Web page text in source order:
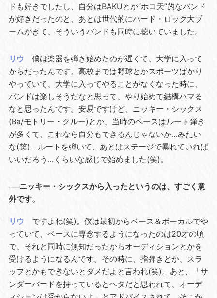
ドも好きでしたし、自分はBAKUとか“ホコ天”的なバンド
が好きだったのと、あとは世代的にハード・ロック大ブ
ームがきて、そういうバンドも同時に聴いていました。
リウ
僕は楽器を弾き始めたのが遅くて、大学に入って
からだったんです。高校までは野球とかスポーツばかり
やっていて、大学に入ってやることがなくなった時に、
バンドは楽しそうだなと思って、やり始めて結構ハマる
なと思ったんです。安易ですけど、ニッキー・シックス
(Ba/モトリー・クルー)とか、当時のベースはルート弾き
が多くて、これなら自分もできるんじゃないか…みたい
な(笑)。ルートを弾いて、あとはステージで暴れていれば
いいだろう…くらいな感じで始めました(笑)。
──ニッキー・シックスから入ったというのは、すごく意
外です。
リウ
ですよね(笑)。僕は最初からベース＆ボーカルでや
っていて、ベースに専念するようになったのは20才の頃
で、それと同時に無知だったからオーディションとかを
受けるようになるんです。その時に、指弾きとか、スラ
ップとかもできないとダメだよと言われ(笑)。あと、「サ
ンダーバードを持っているとヘタだと思われて、オーデ